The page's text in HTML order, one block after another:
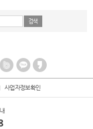
사업자정보확인